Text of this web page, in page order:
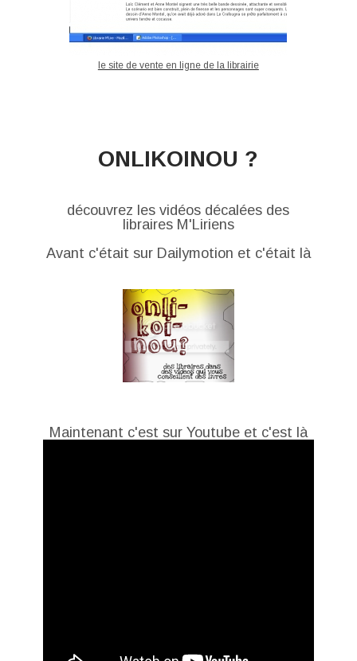
le site de vente en ligne de la librairie
ONLIKOINOU ?
découvrez les vidéos décalées des
libraires M'Liriens
Avant c'était sur Dailymotion et c'était là
Maintenant c'est sur Youtube et c'est là